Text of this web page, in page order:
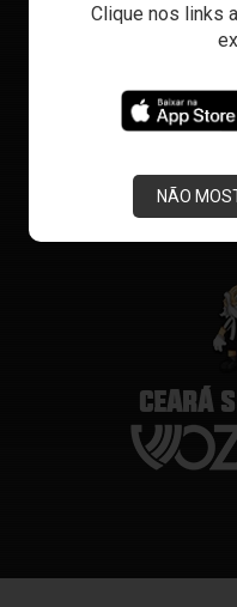
Clique nos links
NÃO
CEARÁ